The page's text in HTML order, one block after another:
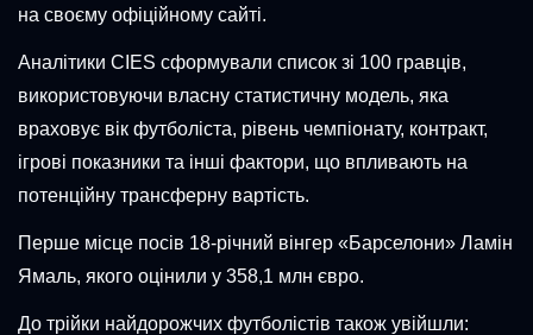
на своєму офіційному сайті.
Аналітики CIES сформували список зі 100 гравців,
використовуючи власну статистичну модель, яка
враховує вік футболіста, рівень чемпіонату, контракт,
ігрові показники та інші фактори, що впливають на
потенційну трансферну вартість.
Перше місце посів 18-річний вінгер «Барселони» Ламін
Ямаль, якого оцінили у 358,1 млн євро.
До трійки найдорожчих футболістів також увійшли: